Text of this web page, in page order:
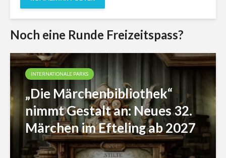
Noch eine Runde Freizeitspass?
INTERNATIONALE PARKS
„Die Märchenbibliothek“
nimmt Gestalt an: Neues 32.
Märchen im Efteling ab 2027